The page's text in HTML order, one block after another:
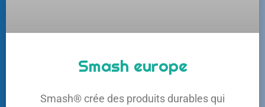
Smash europe
Smash® crée des produits durables qui